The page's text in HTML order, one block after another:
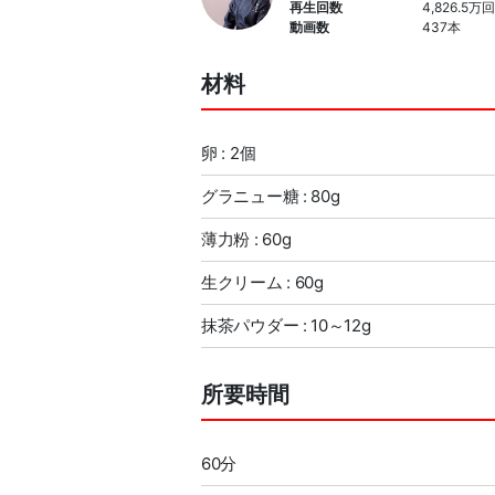
再生回数
4,826.5万回
動画数
437本
材料
卵 : 2個
グラニュー糖 : 80g
薄力粉 : 60g
生クリーム : 60g
抹茶パウダー : 10～12g
所要時間
60分